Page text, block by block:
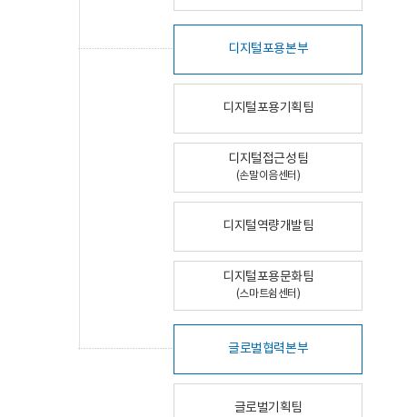
디지털포용본부
디지털포용기획팀
디지털접근성팀
(손말이음센터)
디지털역량개발팀
디지털포용문화팀
(스마트쉼센터)
글로벌협력본부
글로벌기획팀